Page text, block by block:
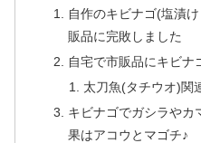
自作のキビナゴ(塩漬
販品に完敗しました
自宅で市販品にキビナ
太刀魚(タチウオ)関
キビナゴでガシラやカ
果はアコウとマゴチ♪